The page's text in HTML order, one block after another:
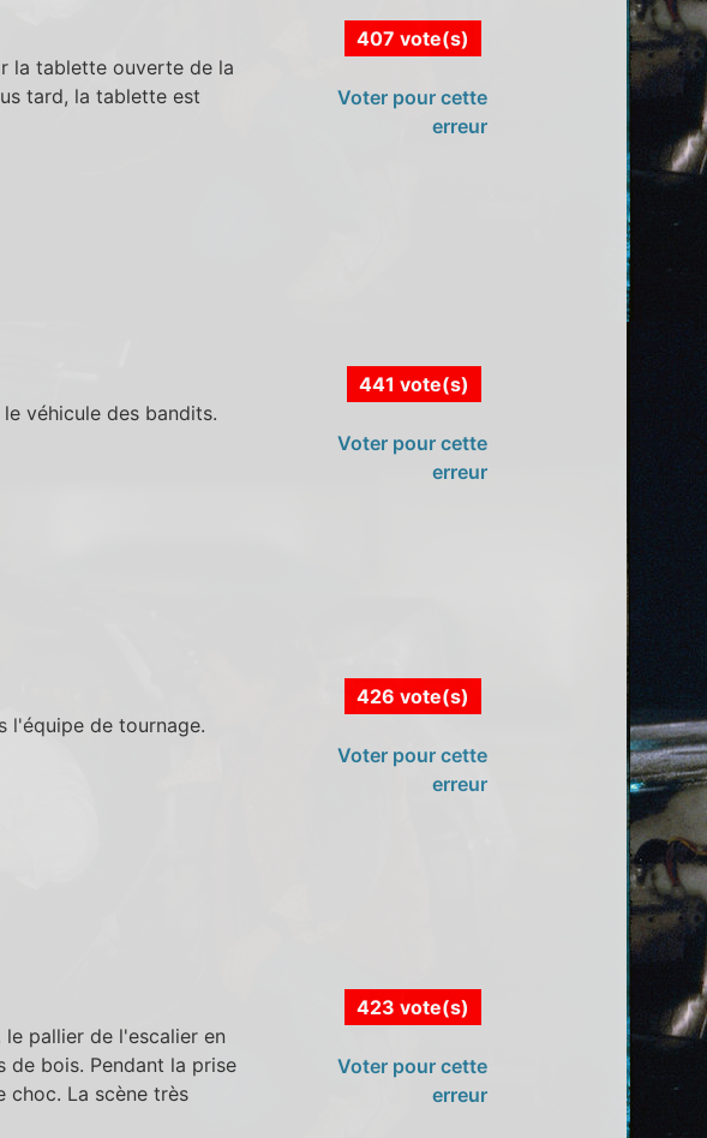
la tablette ouverte de la
tard, la tablette est
407 vote(s)
Voter pour cette
erreur
véhicule des bandits.
441 vote(s)
Voter pour cette
erreur
l'équipe de tournage.
426 vote(s)
Voter pour cette
erreur
pallier de l'escalier en
de bois. Pendant la prise
choc. La scène très
423 vote(s)
Voter pour cette
erreur